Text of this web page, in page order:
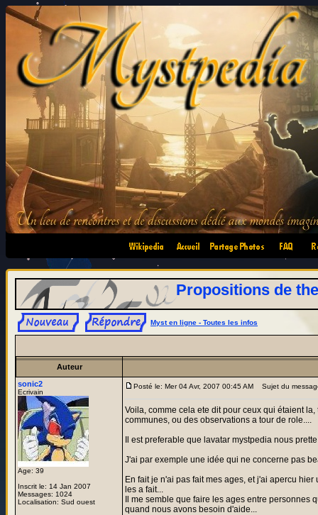
•
Propositions de
Myst en ligne - Toutes les infos
Auteur
sonic2
Ecrivain
Age: 39
Inscrit le: 14 Jan 2007
Messages: 1024
Localisation: Sud ouest
Posté le: Mer 04 Avr, 2007 00:45 AM Sujet du
Voila, comme cela ete dit pour ceux qui étaient
communes, ou des observations a tour de role....
Il est preferable que lavatar mystpedia nous
J'ai par exemple une idée qui ne concerne pas
En fait je n'ai pas fait mes ages, et j'ai apercu
les a fait...
Il me semble que faire les ages entre
quand nous avons besoin d'aide...